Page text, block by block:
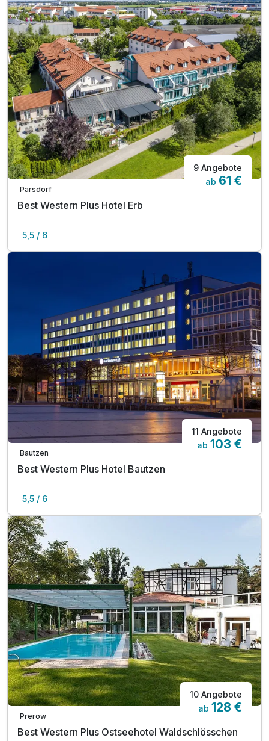
Parsdorf
9 Angebote
ab 61 €
Best Western Plus Hotel Erb
5,5 / 6
Bautzen
11 Angebote
ab 103 €
Best Western Plus Hotel Bautzen
5,5 / 6
Prerow
10 Angebote
ab 128 €
Best Western Plus Ostseehotel Waldschlösschen